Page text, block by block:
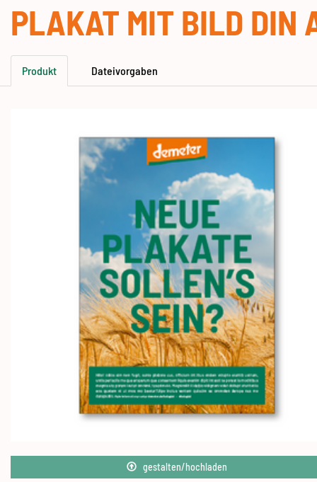
PLAKAT MIT BILD DIN
Produkt Dateivorgaben
gestalten/hochladen